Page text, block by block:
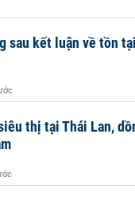
sau kết luận về tồn
thị tại Thái Lan,